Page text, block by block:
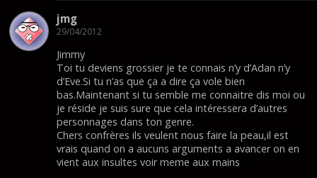
jmg
29/04/2012
Jimmy
Toi tu deviens grossier je te connais n’y d’Adan n’y
d’Eve.Si tu n’as que ça a dire ça vole bien
bas.Maintenant si tu semble me connaitre dis moi ou
je réside je suis sure que cela intéressera d’autres
personnages dans ton genre.
Chers confrères ils veulent nous faire la peau,il est
vrais quand on a aucuns arguments a avancer on en
vient aux insultes voir meme aux mains